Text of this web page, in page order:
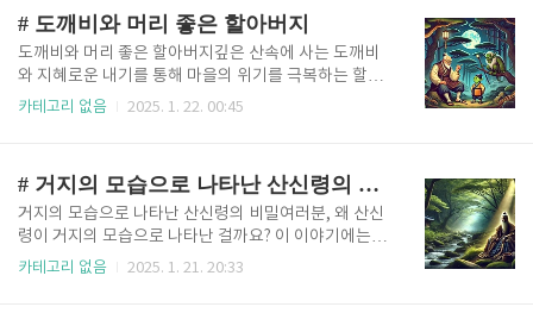
대신 ‘바보..
이야기는 점점 더 깊은 감동과 긴장 속으로 빠져든다.
과연 이들의 운명은 어떻게 바뀔 것인가? 조선시대의
신비로움을 담은 매혹적인 설화 속으로 함께하세요.비
밀의 연못에서 만난 푸른뱀깊은 산속, 안개가 자욱이 깔
린 외딴 연못. 그곳은 사람들의 발길이 닿지 않는 신비
절대 가까이 가지 ..
# 도깨비와 머리 좋은 할아버지
도깨비와 머리 좋은 할아버지깊은 산속에 사는 도깨비
와 지혜로운 내기를 통해 마을의 위기를 극복하는 할아
버지의 이야기. 힘이 아닌 지혜로 문제를 해결하는 방법
야기, #문제해결#설명깊은 산속에 사는 도깨비와 지혜
로운 내기를 통해 마을의 위기를 극복하는 할아버지의
이야기. 힘이 아닌 지혜로 문제를 해결하는 방법과 재치
있는 해법을 전하는 따뜻한 이야기. 마을을 괴롭히는 도
깨비의 등장먼 옛날, 깊은 산자락 아래 작은 마을이 있
카테고리 없음 2025. 1. 22. 00:45
# 거지의 모습으로 나타난 산신령의 비밀
거지의 모습으로 나타난 산신령의 비밀여러분, 왜 산신
령이 거지의 모습으로 나타난 걸까요? 이 이야기에는
우리에게 전해지는 중요한 교훈과 감동적인 비밀이 숨
카테고리 없음 2025. 1. 21. 20:33